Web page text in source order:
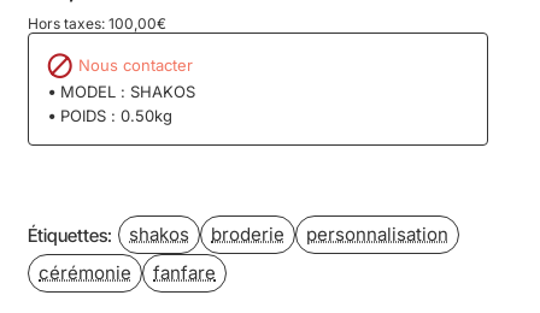
Hors taxes: 100,00€
Nous contacter
MODEL : SHAKOS
POIDS : 0.50kg
Étiquettes: shakos broderie
personnalisation
cérémonie
fanfare